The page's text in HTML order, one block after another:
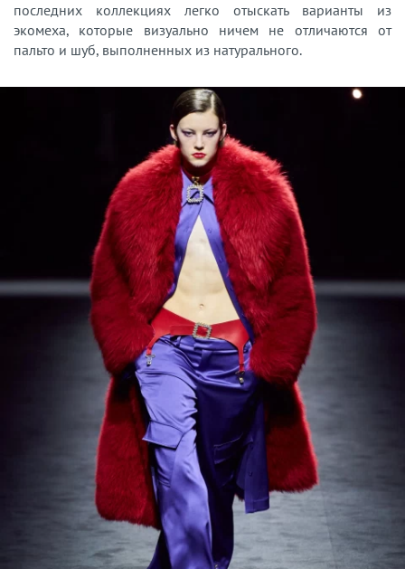
последних коллекциях легко отыскать варианты из
экомеха, которые визуально ничем не отличаются от
пальто и шуб, выполненных из натурального.